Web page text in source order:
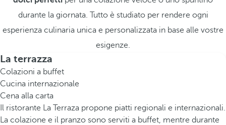
durante la giornata. Tutto è studiato per rendere ogni
esperienza culinaria unica e personalizzata in base alle vostre
esigenze.
La terrazza
Colazioni a buffet
Cucina internazionale
Cena alla carta
Il ristorante La Terraza propone piatti regionali e internazionali.
La colazione e il pranzo sono serviti a buffet, mentre durante